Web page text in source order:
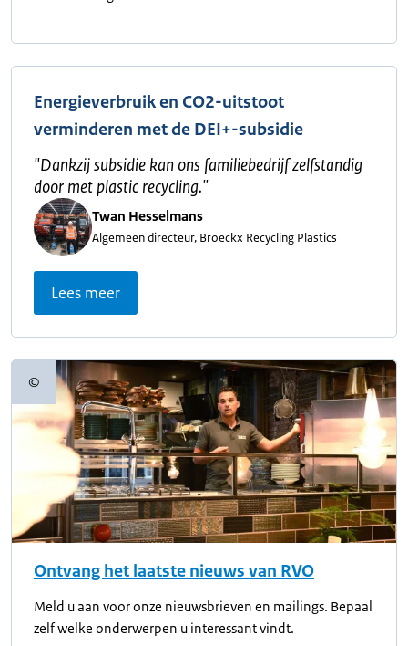
Energieverbruik en CO2-uitstoot
verminderen met de DEI+-subsidie
"Dankzij subsidie kan ons familiebedrijf zelfstandig
door met plastic recycling."
Twan Hesselmans
Algemeen directeur, Broeckx Recycling Plastics
Lees meer
©Copyrightinformatie
Ontvang het laatste nieuws van RVO
Meld u aan voor onze nieuwsbrieven en mailings. Bepaal
zelf welke onderwerpen u interessant vindt.